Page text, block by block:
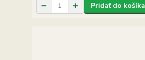
Pridať do košíka